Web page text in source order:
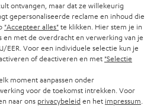
mm CAGE / CAGE
ontvangen, maar dat ze willekeurig
gepersonaliseerde reclame en inhoud die
"Accepteer alles"te klikken. Hier stem je in
en met de overdracht en verwerking van je
EER. Voor een individuele selectie kun je
of deactiveren en met "Selectie
moment aanpassen onder
voor de toekomst intrekken. Voor
naar ons privacybeleiden het impressum